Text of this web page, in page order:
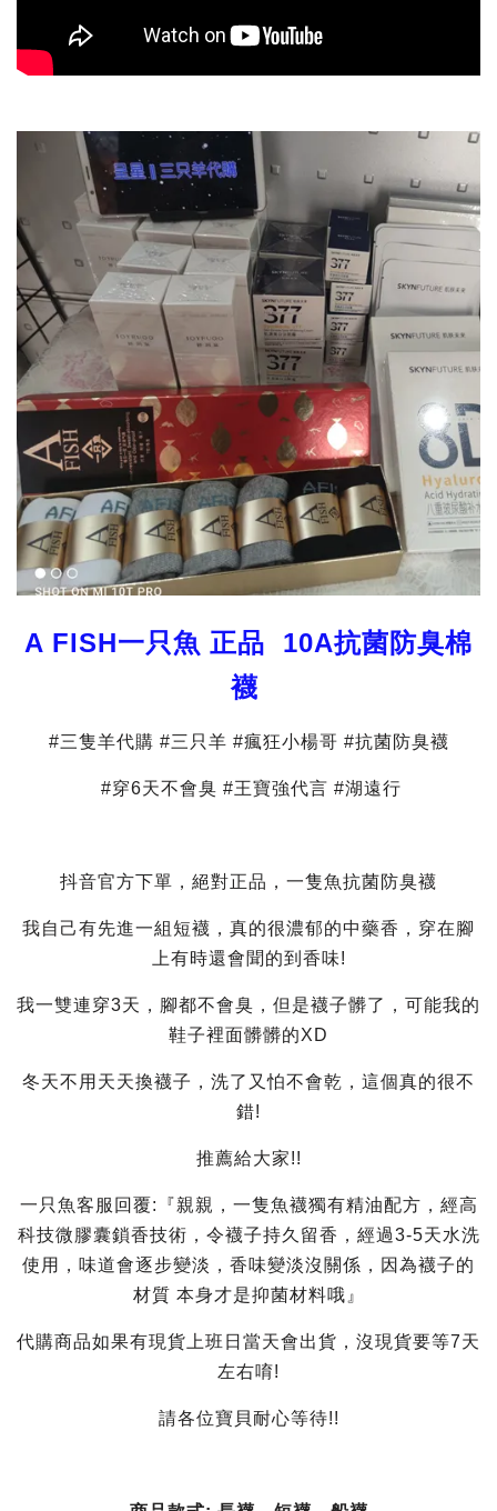
A FISH一只魚 正品 10A抗菌防臭棉
襪
#三隻羊代購 #三只羊 #瘋狂小楊哥 #抗菌防臭襪
#穿6天不會臭 #王寶強代言 #湖遠行
抖音官方下單，絕對正品，一隻魚抗菌防臭襪
我自己有先進一組短襪，真的很濃郁的中藥香，穿在腳
上有時還會聞的到香味!
我一雙連穿3天，腳都不會臭，但是襪子髒了，可能我的
鞋子裡面髒髒的XD
冬天不用天天換襪子，洗了又怕不會乾，這個真的很不
錯!
推薦給大家!!
一只魚客服回覆:『親親，一隻魚襪獨有精油配方，經高
科技微膠囊鎖香技術，令襪子持久留香，經過3-5天水洗
使用，味道會逐步變淡，香味變淡沒關係，因為襪子的
材質 本身才是抑菌材料哦』
代購商品如果有現貨上班日當天會出貨，沒現貨要等7天
左右唷!
請各位寶貝耐心等待!!